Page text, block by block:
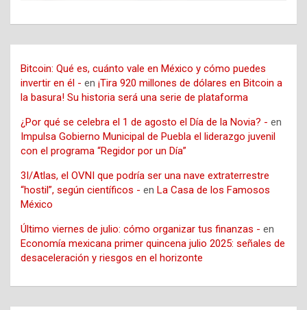
Bitcoin: Qué es, cuánto vale en México y cómo puedes
invertir en él - en ¡Tira 920 millones de dólares en Bitcoin a
la basura! Su historia será una serie de plataforma
¿Por qué se celebra el 1 de agosto el Día de la Novia? - en
Impulsa Gobierno Municipal de Puebla el liderazgo juvenil
con el programa “Regidor por un Día”
3I/Atlas, el OVNI que podría ser una nave extraterrestre
“hostil”, según científicos - en La Casa de los Famosos
México
Último viernes de julio: cómo organizar tus finanzas - en
Economía mexicana primer quincena julio 2025: señales de
desaceleración y riesgos en el horizonte